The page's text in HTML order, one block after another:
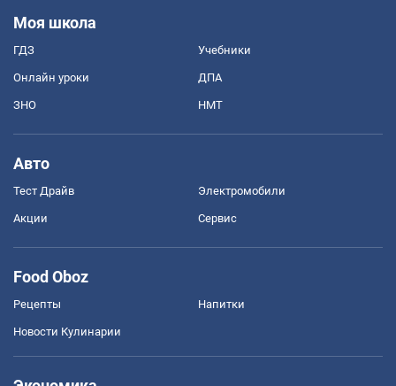
Моя школа
ГДЗ Учебники
Онлайн уроки ДПА
ЗНО НМТ
Авто
Тест Драйв Электромобили
Акции Сервис
Food Oboz
Рецепты Напитки
Новости Кулинарии